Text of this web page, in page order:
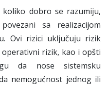
dobro se razumiju,
sa realizacijom
Ovi rizici uključuju rizik
rizik, kao i opšti
da nose sistemsku
nemogućnost jednog ili